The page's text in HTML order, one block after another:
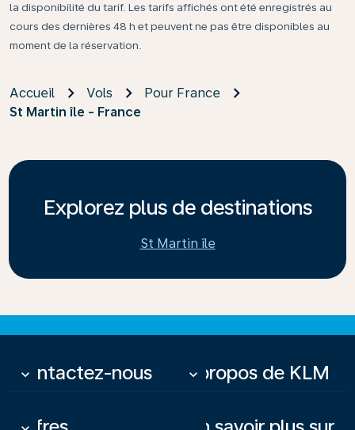
la disponibilité du tarif. Les tarifs affichés ont été enregistrés au
cours des dernières 48 h et peuvent ne pas être disponibles au
moment de la réservation.
Accueil Vols
Pour France
St Martin île - France
Explorez plus de destinations
St Martin île
Contactez-nous
keyboard_arrow_down À propos de KLM
keyboard_arrow_down